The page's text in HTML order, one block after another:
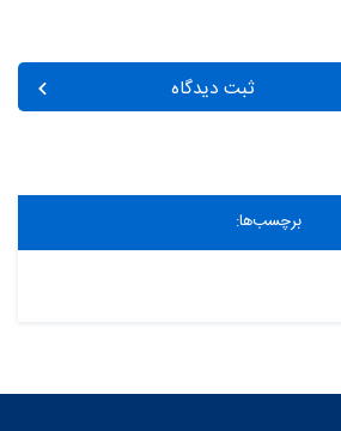
ثبت دیدگاه
برچسب‌ها: